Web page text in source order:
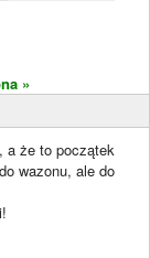
»
a że to początek
wazonu, ale do